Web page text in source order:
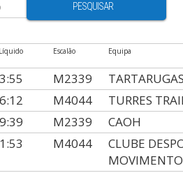
PESQUISAR
Escalão Equipa
M2339
M4044 TURRES
M2339 CAOH
M4044
CLUBE
MOVIMENTO